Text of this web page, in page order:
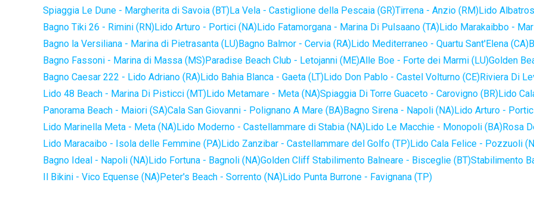
Spiaggia Le Dune - Margherita di Savoia (BT)La Vela - Castiglione della Pescaia (GR)Tirrena - Anzio (RM)Lido
Bagno Tiki 26 - Rimini (RN)Lido Arturo - Portici (NA)Lido Fatamorgana - Marina Di Pulsaano (TA)Lido Marakaibbo -
Bagno la Versiliana - Marina di Pietrasanta (LU)Bagno Balmor - Cervia (RA)Lido Mediterraneo - Quartu Sant'Elena (CA)
Bagno Fassoni - Marina di Massa (MS)Paradise Beach Club - Letojanni (ME)Alle Boe - Forte dei Marmi (LU)Golden
Bagno Caesar 222 - Lido Adriano (RA)Lido Bahia Blanca - Gaeta (LT)Lido Don Pablo - Castel Volturno (CE)Riviera Di
Lido 48 Beach - Marina Di Pisticci (MT)Lido Metamare - Meta (NA)Spiaggia Di Torre Guaceto - Carovigno (BR)Lido
Panorama Beach - Maiori (SA)Cala San Giovanni - Polignano A Mare (BA)Bagno Sirena - Napoli (NA)Lido Arturo -
Lido Marinella Meta - Meta (NA)Lido Moderno - Castellammare di Stabia (NA)Lido Le Macchie - Monopoli (BA)Rosa
Lido Maracaibo - Isola delle Femmine (PA)Lido Zanzibar - Castellammare del Golfo (TP)Lido Cala Felice - Pozzuoli
Bagno Ideal - Napoli (NA)Lido Fortuna - Bagnoli (NA)Golden Cliff Stabilimento Balneare - Bisceglie (BT)Stabilimento
Il Bikini - Vico Equense (NA)Peter's Beach - Sorrento (NA)Lido Punta Burrone - Favignana (TP)